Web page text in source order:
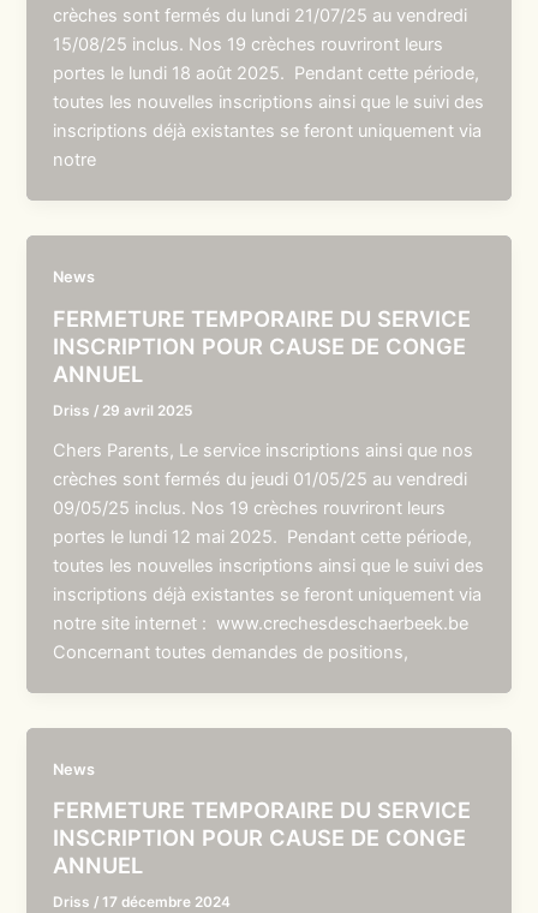
crèches sont fermés du lundi 21/07/25 au vendredi
15/08/25 inclus. Nos 19 crèches rouvriront leurs
portes le lundi 18 août 2025. Pendant cette période,
toutes les nouvelles inscriptions ainsi que le suivi des
inscriptions déjà existantes se feront uniquement via
notre
News
FERMETURE TEMPORAIRE DU SERVICE
INSCRIPTION POUR CAUSE DE CONGE
ANNUEL
Driss / 29 avril 2025
Chers Parents, Le service inscriptions ainsi que nos
crèches sont fermés du jeudi 01/05/25 au vendredi
09/05/25 inclus. Nos 19 crèches rouvriront leurs
portes le lundi 12 mai 2025. Pendant cette période,
toutes les nouvelles inscriptions ainsi que le suivi des
inscriptions déjà existantes se feront uniquement via
notre site internet : www.crechesdeschaerbeek.be
Concernant toutes demandes de positions,
News
FERMETURE TEMPORAIRE DU SERVICE
INSCRIPTION POUR CAUSE DE CONGE
ANNUEL
Driss /17 décembre 2024